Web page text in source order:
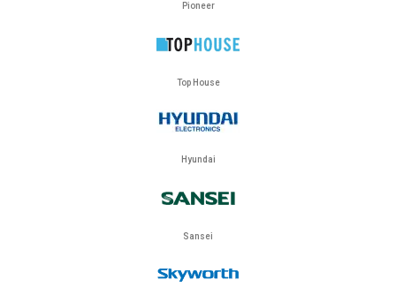
Pioneer
Top House
Hyundai
Sansei